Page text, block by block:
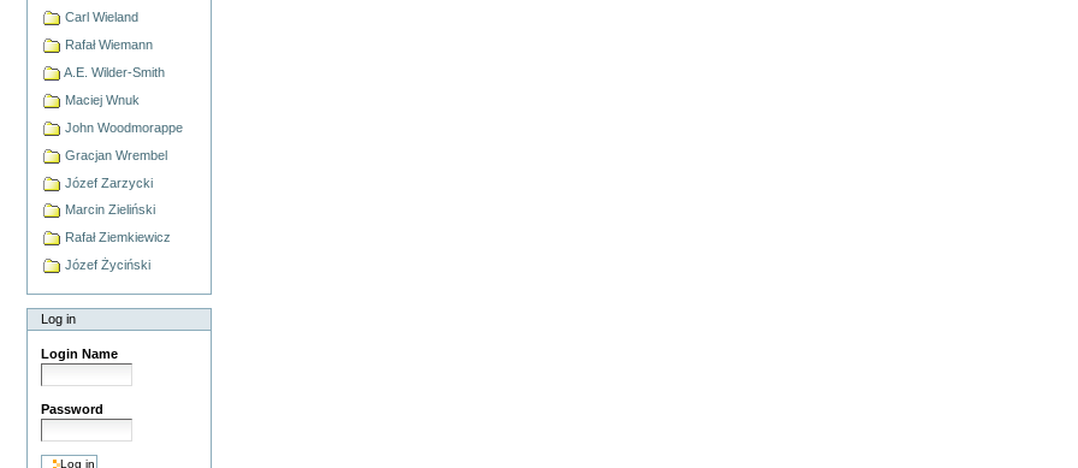
Carl Wieland
Rafał Wiemann
A.E. Wilder-Smith
Maciej Wnuk
John Woodmorappe
Gracjan Wrembel
Józef Zarzycki
Marcin Zieliński
Rafał Ziemkiewicz
Józef Życiński
Log in
Login Name
Password